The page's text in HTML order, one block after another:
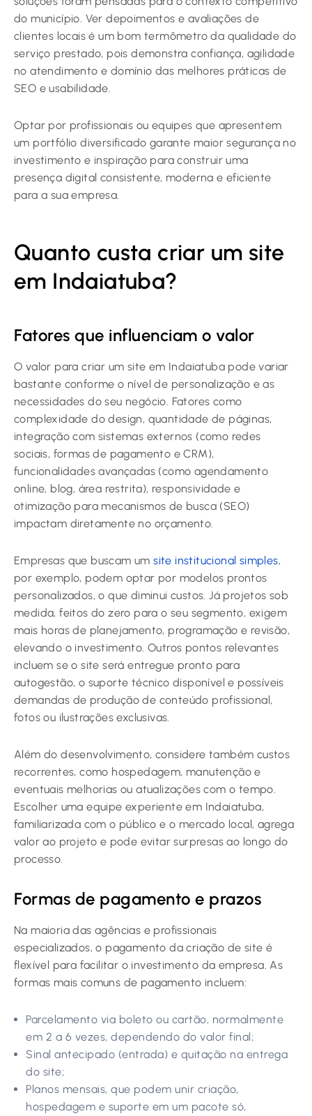
do município. Ver depoimentos e avaliações de
clientes locais é um bom termômetro da qualidade do
serviço prestado, pois demonstra confiança, agilidade
no atendimento e domínio das melhores práticas de
SEO e usabilidade.
Optar por profissionais ou equipes que apresentem
um portfólio diversificado garante maior segurança no
investimento e inspiração para construir uma
presença digital consistente, moderna e eficiente
para a sua empresa.
Quanto custa criar um site
em Indaiatuba?
Fatores que influenciam o valor
O valor para criar um site em Indaiatuba pode variar
bastante conforme o nível de personalização e as
necessidades do seu negócio. Fatores como
complexidade do design, quantidade de páginas,
integração com sistemas externos (como redes
sociais, formas de pagamento e CRM),
funcionalidades avançadas (como agendamento
online, blog, área restrita), responsividade e
otimização para mecanismos de busca (SEO)
impactam diretamente no orçamento.
Empresas que buscam umsite institucional simples,
por exemplo, podem optar por modelos prontos
personalizados, o que diminui custos. Já projetos sob
medida, feitos do zero para o seu segmento, exigem
mais horas de planejamento, programação e revisão,
elevando o investimento. Outros pontos relevantes
incluem se o site será entregue pronto para
autogestão, o suporte técnico disponível e possíveis
demandas de produção de conteúdo profissional,
fotos ou ilustrações exclusivas.
Além do desenvolvimento, considere também custos
recorrentes, como hospedagem, manutenção e
eventuais melhorias ou atualizações com o tempo.
Escolher uma equipe experiente em Indaiatuba,
familiarizada com o público e o mercado local, agrega
valor ao projeto e pode evitar surpresas ao longo do
processo.
Formas de pagamento e prazos
Na maioria das agências e profissionais
especializados, o pagamento da criação de site é
flexível para facilitar o investimento da empresa. As
formas mais comuns de pagamento incluem:
Parcelamento via boleto ou cartão, normalmente
em 2 a 6 vezes, dependendo do valor final;
Sinal antecipado (entrada) e quitação na entrega
do site;
Planos mensais, que podem unir criação,
hospedagem e suporte em um pacote só,